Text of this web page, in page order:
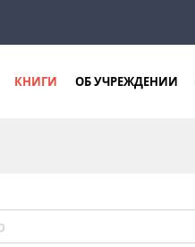
КНИГИ ОБ УЧРЕЖДЕНИИ